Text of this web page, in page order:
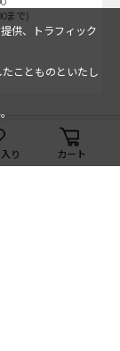
まで)
り カート
供、トラフィック
ことものといたし